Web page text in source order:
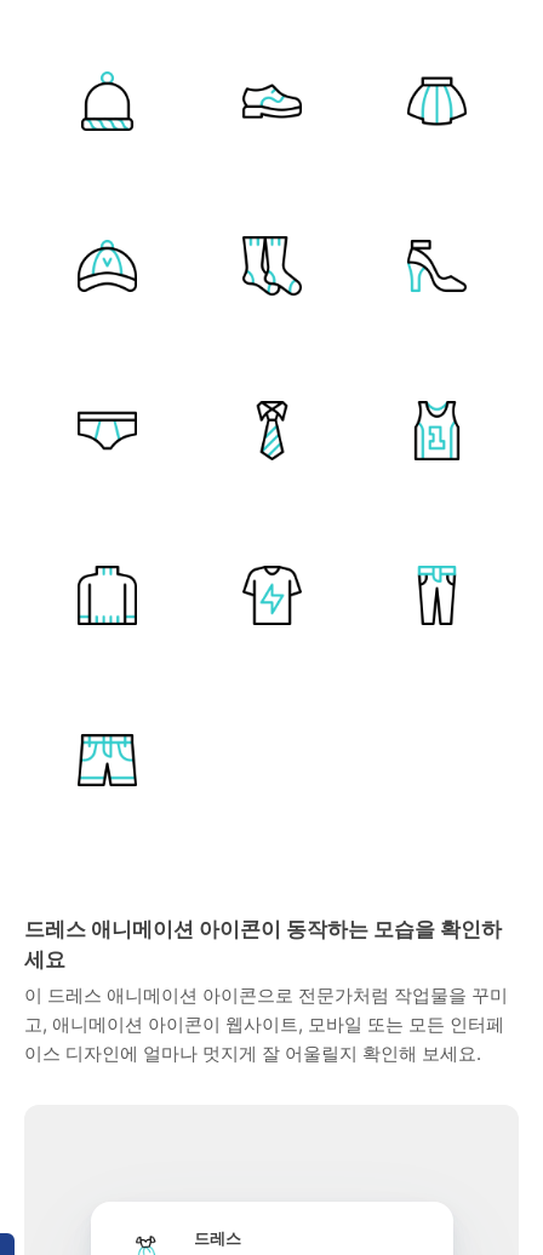
드레스 애니메이션 아이콘이 동작하는 모습을 확인하
세요
이 드레스 애니메이션 아이콘으로 전문가처럼 작업물을 꾸미
고, 애니메이션 아이콘이 웹사이트, 모바일 또는 모든 인터페
이스 디자인에 얼마나 멋지게 잘 어울릴지 확인해 보세요.
드레스